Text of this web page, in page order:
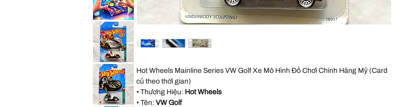
Hot Wheels Mainline Series VW Golf Xe Mô Hình Đồ Chơi Chính Hãng Mỹ (Card
cũ theo thời gian)
• Thương Hiệu: Hot Wheels
• Tên: VW Golf
Collection
Flowerpot
display
decorates
LEGOLAND
TÚI
MÙ
Hot
Wheels
bộ
12
Xe
Mô
Hình
Đồ
Chơi Chính
Hãng
Mỹ
Hot
Wheels
Tooned
Series
Tooned
Twin
Mill
ZAMAC